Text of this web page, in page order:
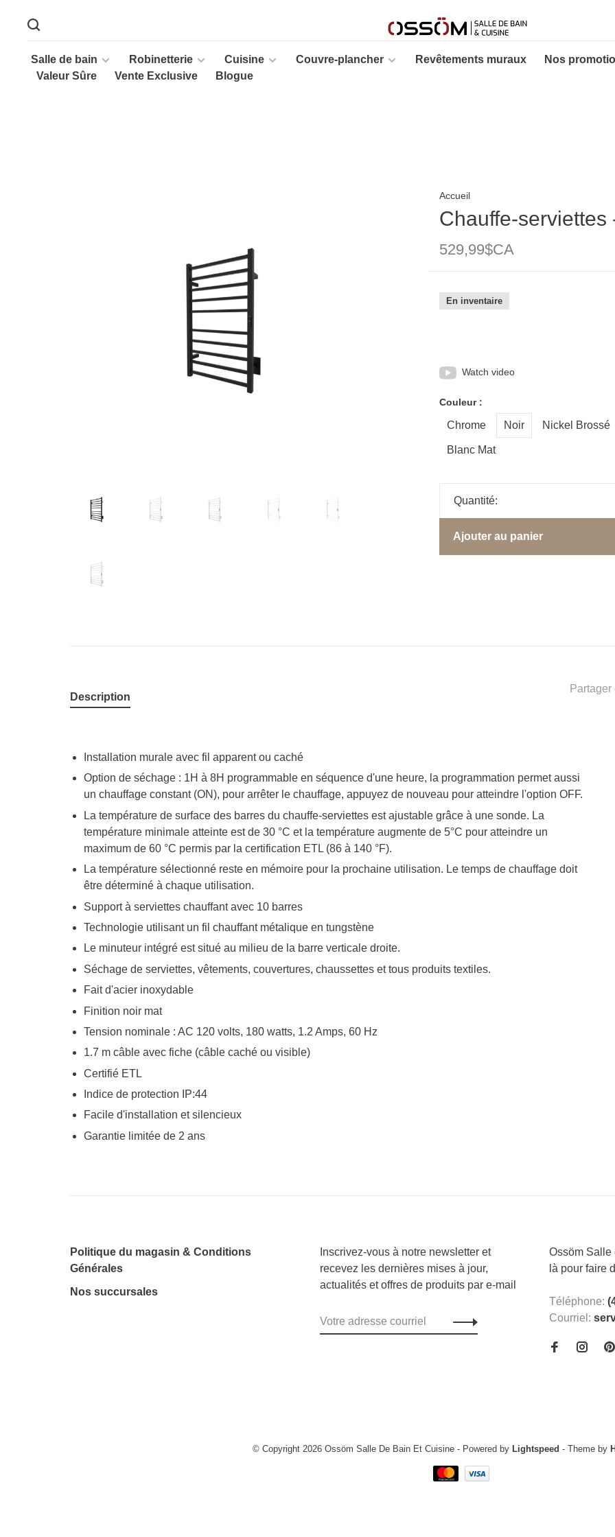
Salle de bain Robinetterie Cuisine Couvre-plancher Revêtements muraux
Nos
Valeur Sûre
Vente Exclusive Blogue
Accueil
Chauffe-serviettes
529,99$CA
En inventaire
Watch video
Couleur :
Chrome Noir Nickel Brossé
Blanc Mat
Quantité:
Ajouter au panier
Description
Installation murale avec fil apparent ou caché
Option de séchage : 1H à 8H programmable en séquence d'une heure, la programmation permet aussi
un chauffage constant (ON), pour arrêter le chauffage, appuyez de nouveau pour atteindre l'option OFF.
La température de surface des barres du chauffe-serviettes est ajustable grâce à une sonde. La
température minimale atteinte est de 30 °C et la température augmente de 5°C pour atteindre un
maximum de 60 °C permis par la certification ETL (86 à 140 °F).
La température sélectionné reste en mémoire pour la prochaine utilisation. Le temps de chauffage doit
être déterminé à chaque utilisation.
Support à serviettes chauffant avec 10 barres
Technologie utilisant un fil chauffant métalique en tungstène
Le minuteur intégré est situé au milieu de la barre verticale droite.
Séchage de serviettes, vêtements, couvertures, chaussettes et tous produits textiles.
Fait d'acier inoxydable
Finition noir mat
Tension nominale : AC 120 volts, 180 watts, 1.2 Amps, 60 Hz
1.7 m câble avec fiche (câble caché ou visible)
Certifié ETL
Indice de protection IP:44
Facile d'installation et silencieux
Garantie limitée de 2 ans
Politique du magasin & Conditions
Générales
Nos succursales
Inscrivez-vous à notre newsletter et
recevez les dernières mises à jour,
actualités et offres de produits par e-mail
Ossöm Salle
là pour faire
Téléphone:
Courriel:
© Copyright 2026 Ossöm Salle De Bain Et Cuisine - Powered by Lightspeed - Theme by